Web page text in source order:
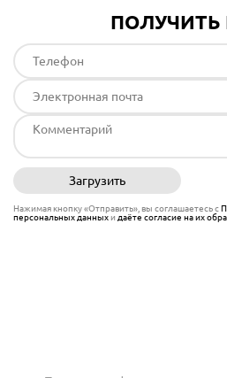
ПОЛУЧИТЬ
Загрузить
Нажимая кнопку «Отправить», вы соглашаетесь с
персональных данныхи даёте согласие на их